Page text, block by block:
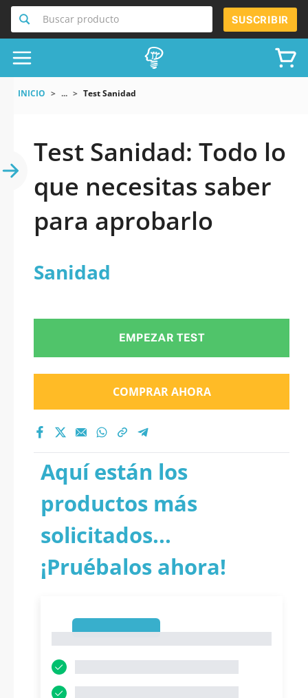
Buscar producto SUSCRIBIR
INICIO ... Test Sanidad
Test Sanidad: Todo lo
que necesitas saber
para aprobarlo
Sanidad
EMPEZAR TEST
COMPRAR AHORA
Aquí están los
productos más
solicitados...
¡Pruébalos ahora!